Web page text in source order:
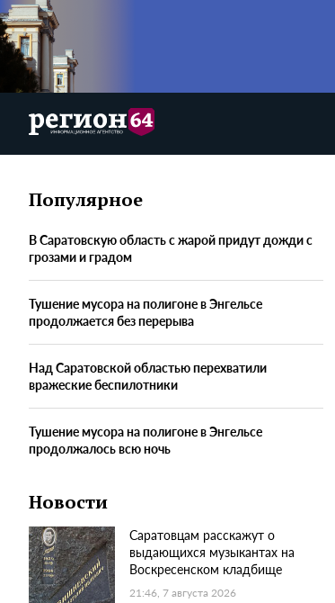
Популярное
В Саратовскую область с жарой придут дожди с
грозами и градом
Тушение мусора на полигоне в Энгельсе
продолжается без перерыва
Над Саратовской областью перехватили
вражеские беспилотники
Тушение мусора на полигоне в Энгельсе
продолжалось всю ночь
Новости
Саратовцам расскажут о
выдающихся музыкантах на
Воскресенском кладбище
21:46, 7 августа 2026